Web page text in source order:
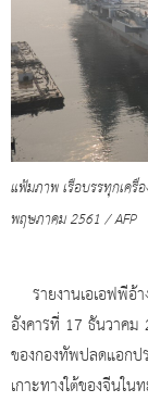
แฟ้มภาพ เรือบรรทุกเครื่
พฤษภาคม 2561 / AFP
รายงานเอเอฟพีอ้
อังคารที่ 17 ธันวาคม
ของกองทัพปลดแอก
เกาะทางใต้ของจีนใ